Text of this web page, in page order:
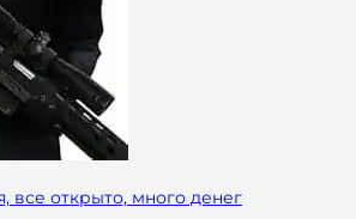
все открыто, много денег